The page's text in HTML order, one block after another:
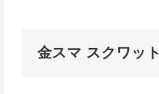
金スマ スクワット